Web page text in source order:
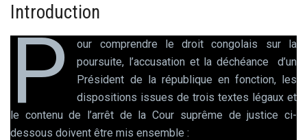
Introduction
P
our comprendre le droit congolais sur la
poursuite, l’accusation et la déchéance d’un
Président de la république en fonction, les
dispositions issues de trois textes légaux et
le contenu de l’arrêt de la Cour suprême de justice ci-
dessous doivent être mis ensemble :